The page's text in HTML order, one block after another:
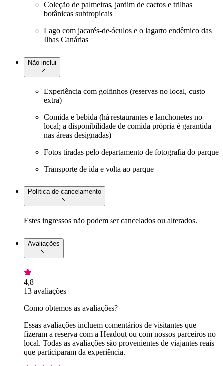
Coleção de palmeiras, jardim de cactos e trilhas
botânicas subtropicais
Lago com jacarés-de-óculos e o lagarto endêmico das
Ilhas Canárias
Não inclui
Experiência com golfinhos (reservas no local, custo
extra)
Comida e bebida (há restaurantes e lanchonetes no
local; a disponibilidade de comida própria é garantida
nas áreas designadas)
Fotos tiradas pelo departamento de fotografia do parque
Transporte de ida e volta ao parque
Política de cancelamento
Estes ingressos não podem ser cancelados ou alterados.
Avaliações
4,8
13 avaliações
Como obtemos as avaliações?
Essas avaliações incluem comentários de visitantes que
fizeram a reserva com a Headout ou com nossos parceiros no
local. Todas as avaliações são provenientes de viajantes reais
que participaram da experiência.